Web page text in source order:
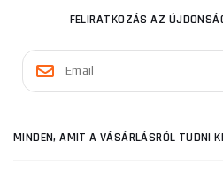
FELIRATKOZÁS AZ
MINDEN, AMIT A VÁSÁRLÁSRÓL TUDNI